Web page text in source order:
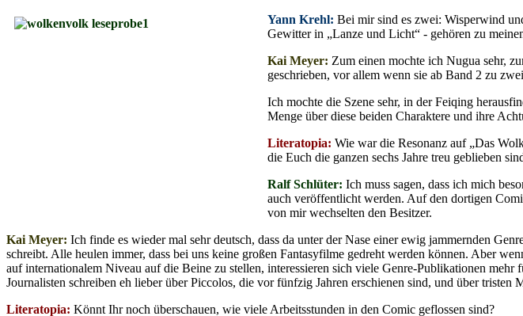
Yann Krehl: Bei mir sind es zwei: Wisperwind
Gewitter in „Lanze und Licht“ - gehören zu
Kai Meyer: Zum einen mochte ich Nugua sehr,
geschrieben, vor allem wenn sie ab Band 2 zu
Ich mochte die Szene sehr, in der Feiqing
Menge über diese beiden Charaktere und ihre
Literatopia: Wie war die Resonanz auf „Das
die Euch die ganzen sechs Jahre treu geblieben
Ralf Schlüter: Ich muss sagen, dass ich mich
auch veröffentlicht werden. Auf den dortigen
von mir wechselten den Besitzer.
Kai Meyer: Ich finde es wieder mal sehr deutsch, dass da unter der Nase einer ewig jammernden
schreibt. Alle heulen immer, dass bei uns keine großen Fantasyfilme gedreht werden können. Aber
auf internationalem Niveau auf die Beine zu stellen, interessieren sich viele Genre-Publikationen
Journalisten schreiben eh lieber über Piccolos, die vor fünfzig Jahren erschienen sind, und über tristen
Literatopia: Könnt Ihr noch überschauen, wie viele Arbeitsstunden in den Comic geflossen sind?